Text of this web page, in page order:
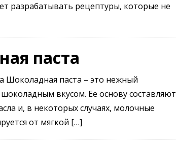
разрабатывать рецептуры, которые не
паста
Шоколадная паста – это нежный
вкусом. Ее основу составляют
и, в некоторых случаях, молочные
от мягкой […]